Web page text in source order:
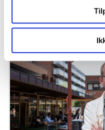
samtykke fra erklæringen
LO Medias publikasjoner
og fontene.no bruker
lære hvordan våre
relevant innhold,
statistikk.
Vi deler bare informasjon
nettstedet med LO
innenfor analyse og
oversikten lengre ned på
Prishopp på